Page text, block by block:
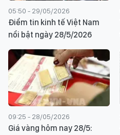
05:50 - 29/05/2026
Điểm tin kinh tế Việt Nam
nổi bật ngày 28/5/2026
09:25 - 28/05/2026
Giá vàng hôm nay 28/5: